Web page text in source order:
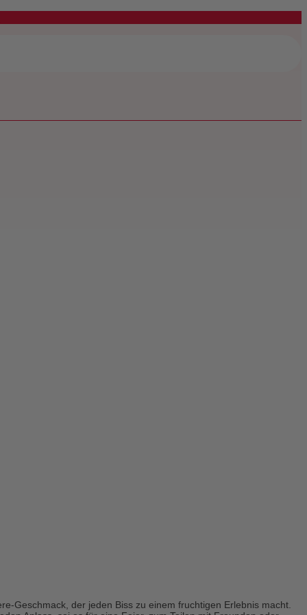
Geschmack, der jeden Biss zu einem fruchtigen Erlebnis macht.